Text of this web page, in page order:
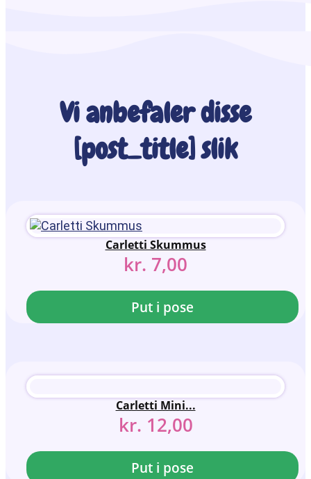
Vi anbefaler disse
[post_title] slik
Carletti Skummus
kr. 7,00
Put i pose
Carletti Mini...
kr. 12,00
Put i pose